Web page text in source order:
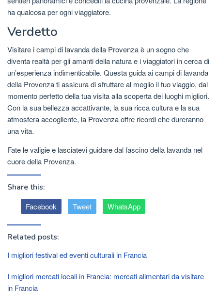
ha qualcosa per ogni viaggiatore.
Verdetto
Visitare i campi di lavanda della Provenza è un sogno che
diventa realtà per gli amanti della natura e i viaggiatori in cerca di
un’esperienza indimenticabile. Questa guida ai campi di lavanda
della Provenza ti assicura di sfruttare al meglio il tuo viaggio, dal
momento perfetto della tua visita alla scoperta dei luoghi migliori.
Con la sua bellezza accattivante, la sua ricca cultura e la sua
atmosfera accogliente, la Provenza offre ricordi che dureranno
una vita.
Fate le valigie e lasciatevi guidare dal fascino della lavanda nel
cuore della Provenza.
Share this:
Facebook Tweet WhatsApp
Related posts:
I migliori festival ed eventi culturali in Francia
I migliori mercati locali in Francia: mercati alimentari da visitare
in Francia